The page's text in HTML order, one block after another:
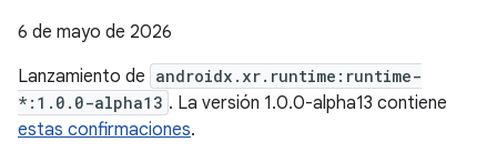
6 de mayo de 2026
Lanzamiento de androidx.xr.runtime:runtime-
*:1.0.0-alpha13 . La versión 1.0.0-alpha13 contiene
estas confirmaciones.